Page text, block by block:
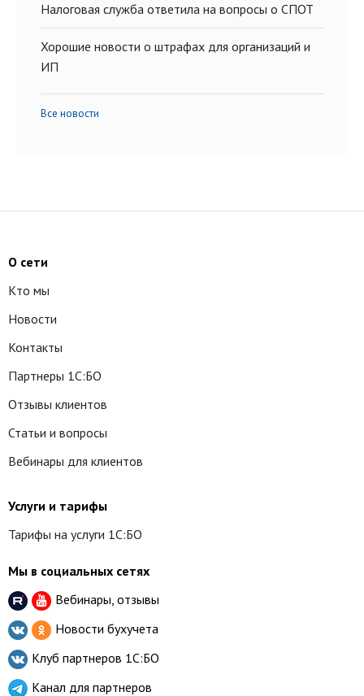
Налоговая служба ответила на вопросы о СПОТ
Хорошие новости о штрафах для организаций и
ИП
Все новости
О сети
Кто мы
Новости
Контакты
Партнеры 1С:БО
Отзывы клиентов
Статьи и вопросы
Вебинары для клиентов
Услуги и тарифы
Тарифы на услуги 1С:БО
Мы в социальных сетях
Вебинары, отзывы
Новости бухучета
Клуб партнеров 1С:БО
Канал для партнеров